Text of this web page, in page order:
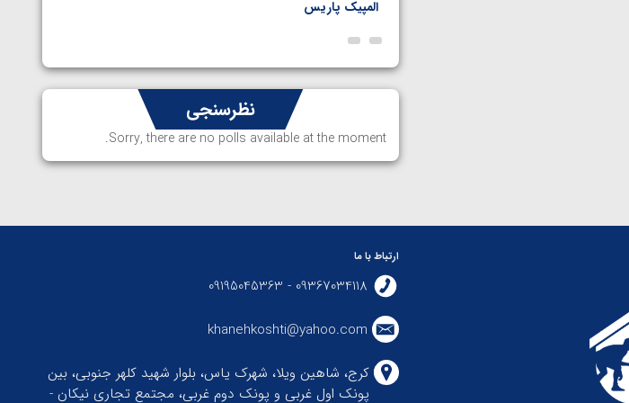
المپیک پاریس
نظرسنجی
Sorry, there are no polls available at the moment.
ارتباط با ما
09367034118 - 09195045363
khanehkoshti@yahoo.com
کرج، شاهین ویلا، شهرک یاس، بلوار شهید کلهر جنوبی، بین
پونک اول غربی و پونک دوم غربی، مجتمع تجاری نیکان -